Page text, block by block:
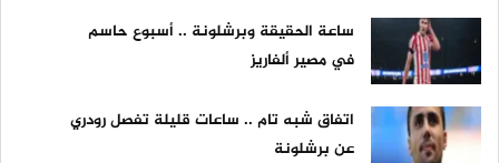
ساعة الحقيقة وبرشلونة .. أسبوع حاسم
في مصير ألفاريز
اتفاق شبه تام .. ساعات قليلة تفصل رودري
عن برشلونة